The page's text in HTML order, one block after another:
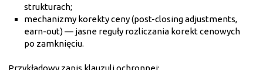
strukturach;
mechanizmy korekty ceny (post-closing adjustments,
earn-out) — jasne reguły rozliczania korekt cenowych
po zamknięciu.
Przykładowy zapis klauzuli ochronnej: